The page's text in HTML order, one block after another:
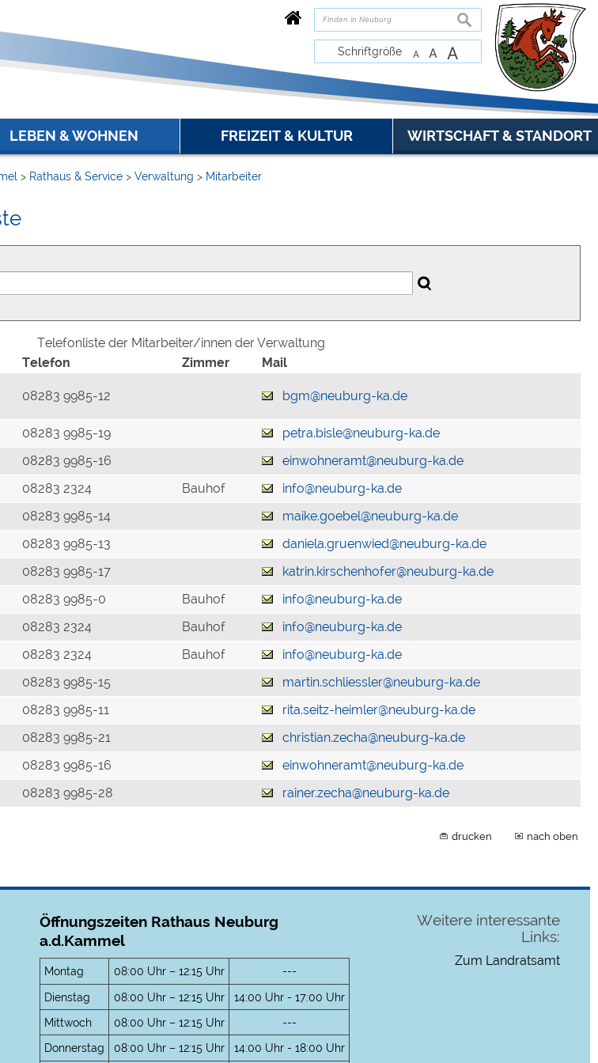
suchen
Schriftgröße A A A
LEBEN & WOHNEN FREIZEIT & KULTUR WIRTSCHAFT & STANDORT
> Rathaus & Service > Verwaltung > Mitarbeiter
Telefonliste der Mitarbeiter/innen der Verwaltung
Telefon Zimmer
Mail
08283 9985-12 bgm@neuburg-ka.de
08283 9985-19
petra.bisle@neuburg-ka.de
08283 9985-16
einwohneramt@neuburg-ka.de
08283 2324 Bauhof
info@neuburg-ka.de
08283 9985-14
maike.goebel@neuburg-ka.de
08283 9985-13
daniela.gruenwied@neuburg-ka.de
08283 9985-17
katrin.kirschenhofer@neuburg-ka.de
08283 9985-0 Bauhof
info@neuburg-ka.de
08283 2324 Bauhof
info@neuburg-ka.de
08283 2324 Bauhof
info@neuburg-ka.de
08283 9985-15
martin.schliessler@neuburg-ka.de
08283 9985-11
rita.seitz-heimler@neuburg-ka.de
08283 9985-21
christian.zecha@neuburg-ka.de
08283 9985-16
einwohneramt@neuburg-ka.de
08283 9985-28 rainer.zecha@neuburg-ka.de
drucken nach oben
Öffnungszeiten Rathaus Neuburg
a.d.Kammel
Montag 08:00 Uhr – 12:15 Uhr
---
Dienstag
08:00 Uhr – 12:15 Uhr
14:00 Uhr - 17:00 Uhr
Mittwoch
08:00 Uhr – 12:15 Uhr
---
Donnerstag
08:00 Uhr – 12:15 Uhr 14:00 Uhr - 18:00 Uhr
Weitere interessante
Links:
Zum Landratsamt